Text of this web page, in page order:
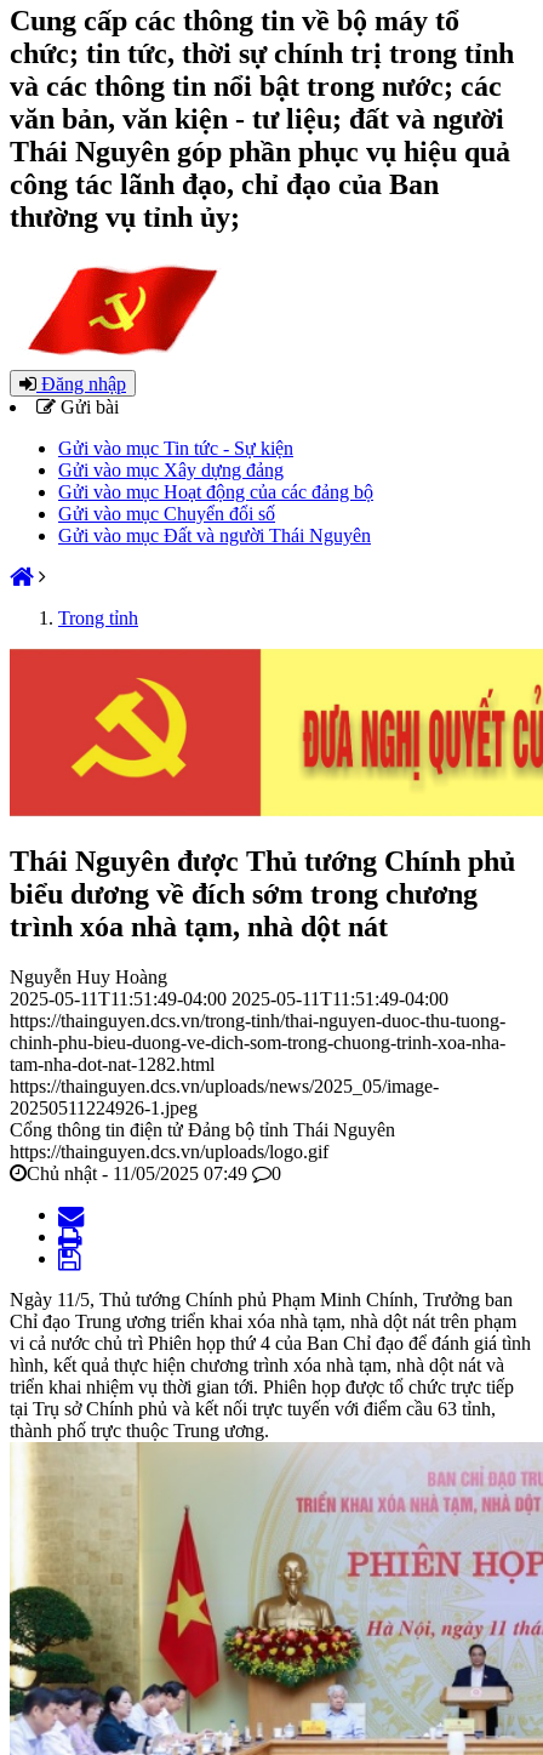
Cung cấp các thông tin về bộ máy tổ
chức; tin tức, thời sự chính trị trong tỉnh
và các thông tin nổi bật trong nước; các
văn bản, văn kiện - tư liệu; đất và người
Thái Nguyên góp phần phục vụ hiệu quả
công tác lãnh đạo, chỉ đạo của Ban
thường vụ tỉnh ủy;
Đăng nhập
Gửi bài
Gửi vào mục Tin tức - Sự kiện
Gửi vào mục Xây dựng đảng
Gửi vào mục Hoạt động của các đảng bộ
Gửi vào mục Chuyển đổi số
Gửi vào mục Đất và người Thái Nguyên
Trong tỉnh
Thái Nguyên được Thủ tướng Chính phủ
biểu dương về đích sớm trong chương
trình xóa nhà tạm, nhà dột nát
Nguyễn Huy Hoàng
2025-05-11T11:51:49-04:00 2025-05-11T11:51:49-04:00
https://thainguyen.dcs.vn/trong-tinh/thai-nguyen-duoc-thu-tuong-
chinh-phu-bieu-duong-ve-dich-som-trong-chuong-trinh-xoa-nha-
tam-nha-dot-nat-1282.html
https://thainguyen.dcs.vn/uploads/news/2025_05/image-
20250511224926-1.jpeg
Cổng thông tin điện tử Đảng bộ tỉnh Thái Nguyên
https://thainguyen.dcs.vn/uploads/logo.gif
Chủ nhật - 11/05/2025 07:49
0
Ngày 11/5, Thủ tướng Chính phủ Phạm Minh Chính, Trưởng ban
Chỉ đạo Trung ương triển khai xóa nhà tạm, nhà dột nát trên phạm
vi cả nước chủ trì Phiên họp thứ 4 của Ban Chỉ đạo để đánh giá tình
hình, kết quả thực hiện chương trình xóa nhà tạm, nhà dột nát và
triển khai nhiệm vụ thời gian tới. Phiên họp được tổ chức trực tiếp
tại Trụ sở Chính phủ và kết nối trực tuyến với điểm cầu 63 tỉnh,
thành phố trực thuộc Trung ương.